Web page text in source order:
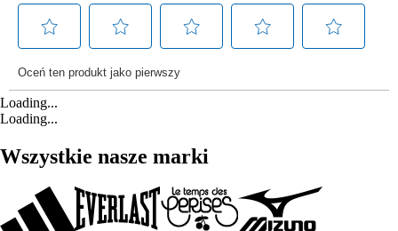
Loading...
Loading...
Wszystkie nasze marki